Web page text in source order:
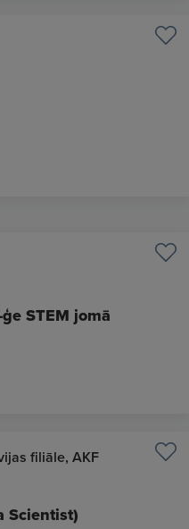
STEM jomā
filiāle, AKF
Scientist)